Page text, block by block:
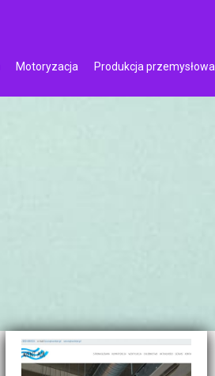
Motoryzacja Produkcja przemysłowa